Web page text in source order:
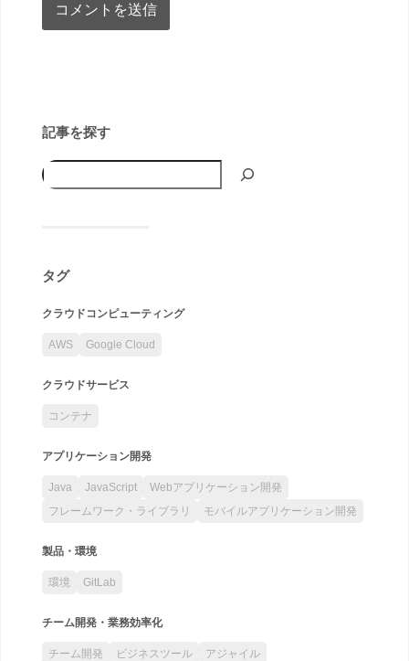
記事を探す
タグ
クラウドコンピューティング
AWS Google Cloud
クラウドサービス
コンテナ
アプリケーション開発
Java JavaScript
Webアプリケーション開発
フレームワーク・ライブラリ
モバイルアプリケーション開発
製品・環境
環境 GitLab
チーム開発・業務効率化
チーム開発 ビジネスツール アジャイル